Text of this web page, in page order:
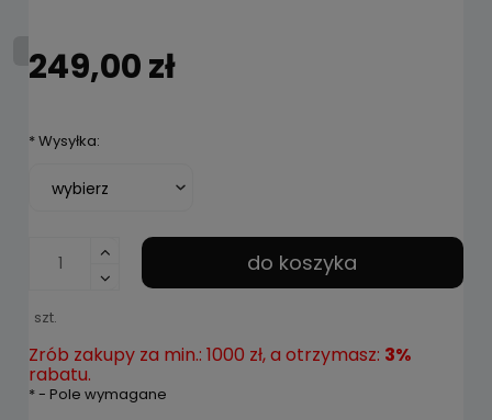
249,00 zł
*Wysyłka:
szt.
do koszyka
Zrób zakupy za min.: 1000 zł, a otrzymasz: 3%
rabatu.
*- Pole wymagane